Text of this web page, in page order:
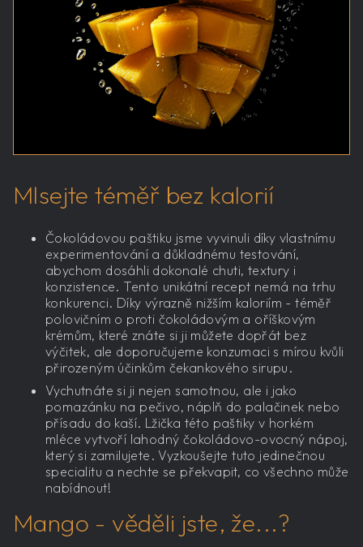
Mlsejte téměř bez kalorií
Čokoládovou paštiku jsme vyvinuli díky vlastnímu
experimentování a důkladnému testování,
abychom dosáhli dokonalé chuti, textury i
konzistence. Tento unikátní recept nemá na trhu
konkurenci. Díky výrazně nižším kaloriím - téměř
polovičním o proti čokoládovým a oříškovým
krémům, které znáte si ji můžete dopřát bez
výčitek, ale doporučujeme konzumaci s mírou kvůli
přirozeným účinkům čekankového sirupu.
Vychutnáte si ji nejen samotnou, ale i jako
pomazánku na pečivo, náplň do palačinek nebo
přísadu do kaší. Lžička této paštiky v horkém
mléce vytvoří lahodný čokoládovo-ovocný nápoj,
který si zamilujete. Vyzkoušejte tuto jedinečnou
specialitu a nechte se překvapit, co všechno může
nabídnout!
Mango - věděli jste, že...?